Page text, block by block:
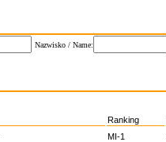
Nazwisko / Name:
Ranking
MI-1